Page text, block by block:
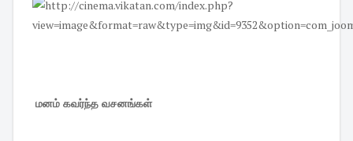
மனம் கவர்ந்த வசனங்கள்